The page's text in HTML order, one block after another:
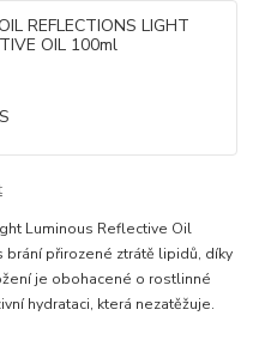
Luminous Reflective Oil
přirozené ztrátě lipidů, díky
je obohacené o rostlinné
hydrataci, která nezatěžuje.